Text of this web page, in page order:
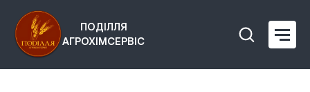
ПОДІЛЛЯ
АГРОХІМСЕРВІС